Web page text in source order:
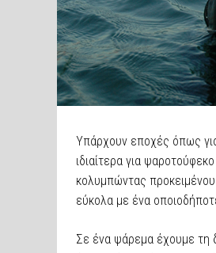
Υπάρχουν εποχές όπως
ιδιαίτερα για
κολυμπώντας
εύκολα με ένα
Σε ένα ψάρεμα έχουμε τη